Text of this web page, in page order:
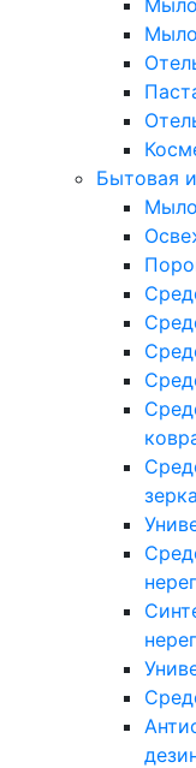
Бытовая
нерег